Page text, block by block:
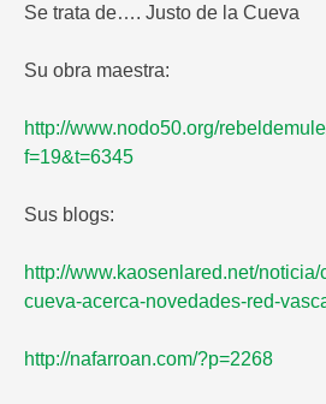
Se trata de…. Justo de la Cueva
Su obra maestra:
http://www.nodo50.org/
f=19&t=6345
Sus blogs:
http://www.kaosenlared.net/
cueva-acerca-novedades-red-
http://nafarroan.com/?p=2268